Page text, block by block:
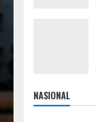
NASIONAL
Jakarta